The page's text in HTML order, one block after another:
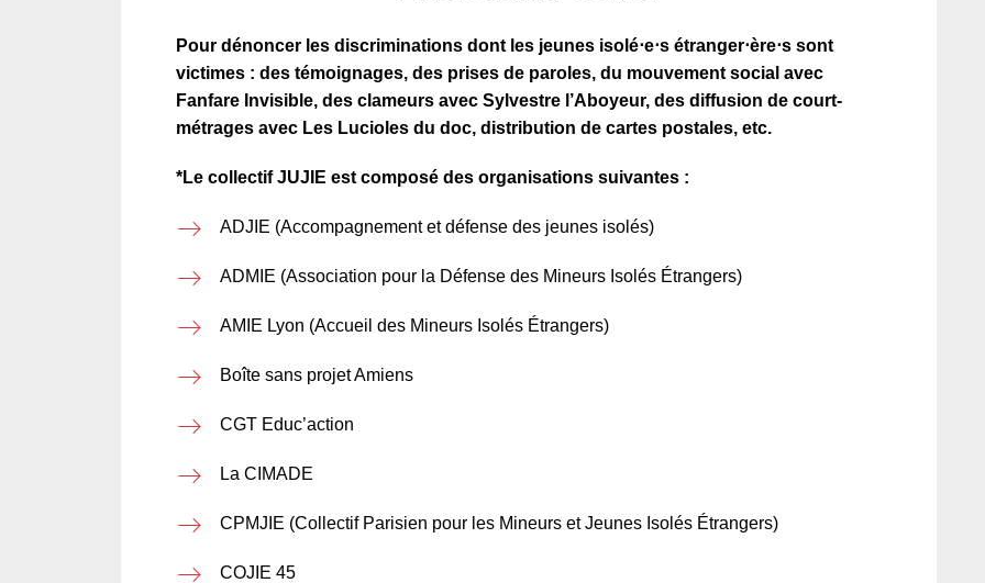
Pour dénoncer les discriminations dont les jeunes isolé⋅e⋅s étranger⋅ère⋅s sont
victimes : des témoignages, des prises de paroles, du mouvement social avec
Fanfare Invisible, des clameurs avec Sylvestre l’Aboyeur, des diffusion de court-
métrages avec Les Lucioles du doc, distribution de cartes postales, etc.
*Le collectif JUJIE est composé des organisations suivantes :
ADJIE (Accompagnement et défense des jeunes isolés)
ADMIE (Association pour la Défense des Mineurs Isolés Étrangers)
AMIE Lyon (Accueil des Mineurs Isolés Étrangers)
Boîte sans projet Amiens
CGT Educ’action
La CIMADE
CPMJIE (Collectif Parisien pour les Mineurs et Jeunes Isolés Étrangers)
COJIE 45